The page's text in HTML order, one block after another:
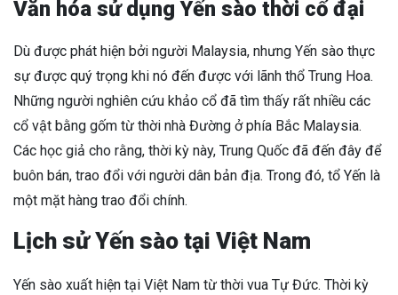
Văn hóa sử dụng Yến sào thời cổ đại
Dù được phát hiện bởi người Malaysia, nhưng Yến sào thực
sự được quý trọng khi nó đến được với lãnh thổ Trung Hoa.
Những người nghiên cứu khảo cổ đã tìm thấy rất nhiều các
cổ vật bằng gốm từ thời nhà Đường ở phía Bắc Malaysia.
Các học giả cho rằng, thời kỳ này, Trung Quốc đã đến đây để
buôn bán, trao đổi với người dân bản địa. Trong đó, tổ Yến là
một mặt hàng trao đổi chính.
Lịch sử Yến sào tại Việt Nam
Yến sào xuất hiện tại Việt Nam từ thời vua Tự Đức. Thời kỳ